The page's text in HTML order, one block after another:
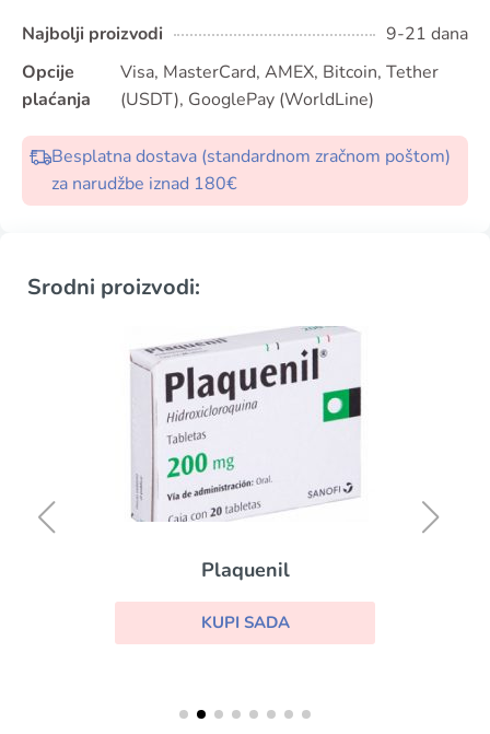
Najbolji proizvodi
9-21 dana
Opcije
plaćanja
Visa, MasterCard, AMEX, Bitcoin, Tether
(USDT), GooglePay (WorldLine)
Besplatna dostava (standardnom zračnom poštom)
za narudžbe iznad 180€
Srodni proizvodi:
Plaquenil
KUPI SADA